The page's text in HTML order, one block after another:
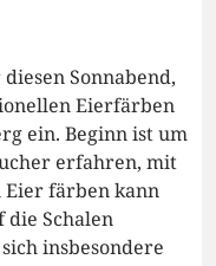
Sonnabend,
Eierfärben
ein. Beginn ist um
erfahren, mit
färben kann
die Schalen
insbesondere